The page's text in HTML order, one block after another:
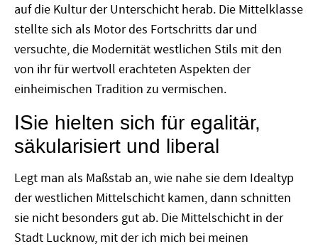
auf die Kultur der Unterschicht herab. Die Mittelklasse
stellte sich als Motor des Fortschritts dar und
versuchte, die Modernität westlichen Stils mit den
von ihr für wertvoll erachteten Aspekten der
einheimischen Tradition zu vermischen.
ISie hielten sich für egalitär,
säkularisiert und liberal
Legt man als Maßstab an, wie nahe sie dem Idealtyp
der westlichen Mittelschicht kamen, dann schnitten
sie nicht besonders gut ab. Die Mittelschicht in der
Stadt Lucknow, mit der ich mich bei meinen